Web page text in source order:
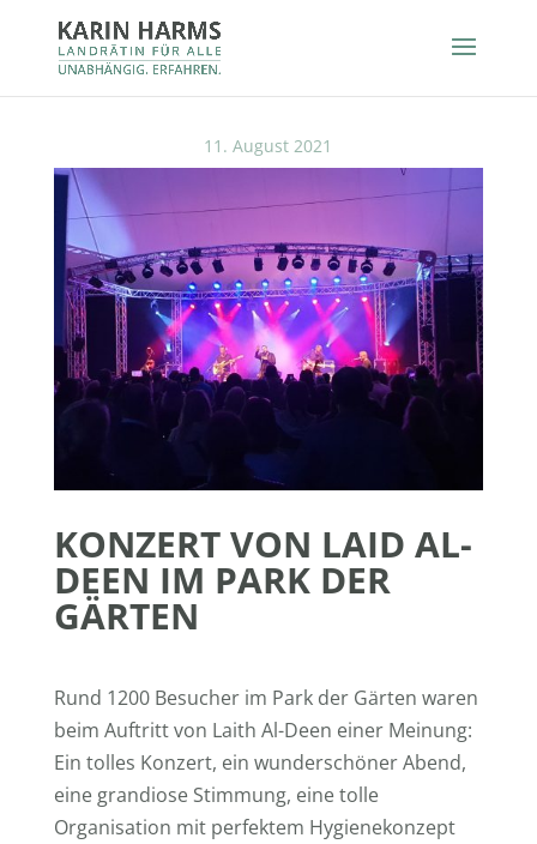
11. August 2021
KONZERT VON LAID AL-
DEEN IM PARK DER
GÄRTEN
Rund 1200 Besucher im Park der Gärten waren
beim Auftritt von Laith Al-Deen einer Meinung:
Ein tolles Konzert, ein wunderschöner Abend,
eine grandiose Stimmung, eine tolle
Organisation mit perfektem Hygienekonzept